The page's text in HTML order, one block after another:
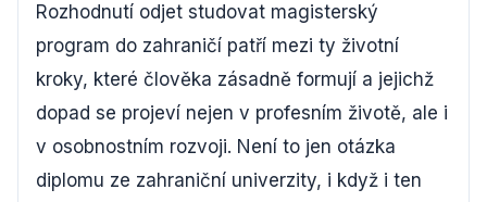
Rozhodnutí odjet studovat magisterský
program do zahraničí patří mezi ty životní
kroky, které člověka zásadně formují a jejichž
dopad se projeví nejen v profesním životě, ale i
v osobnostním rozvoji. Není to jen otázka
diplomu ze zahraniční univerzity, i když i ten